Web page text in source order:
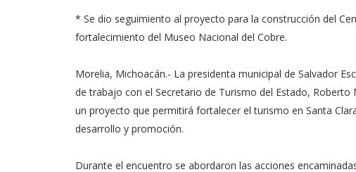
* Se dio seguimiento al proyecto para la construcción del
fortalecimiento del Museo Nacional del Cobre.
Morelia, Michoacán.- La presidenta municipal de Salvador
de trabajo con el Secretario de Turismo del Estado,
un proyecto que permitirá fortalecer el turismo en Santa
desarrollo y promoción.
Durante el encuentro se abordaron las acciones